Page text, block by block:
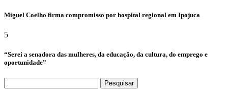
Miguel Coelho firma compromisso por hospital regional em Ipojuca
5
“Serei a senadora das mulheres, da educação, da cultura, do emprego e
oportunidade”
Pesquisar